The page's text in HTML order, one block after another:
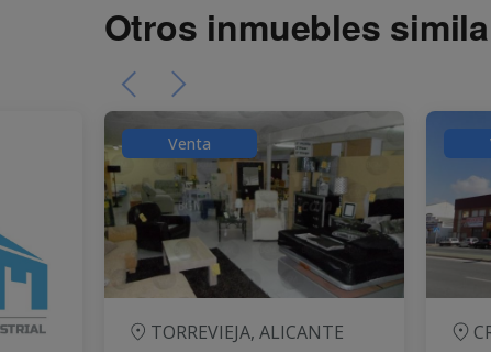
Otros inmuebles
TORREVIEJA, ALICANTE
Venta